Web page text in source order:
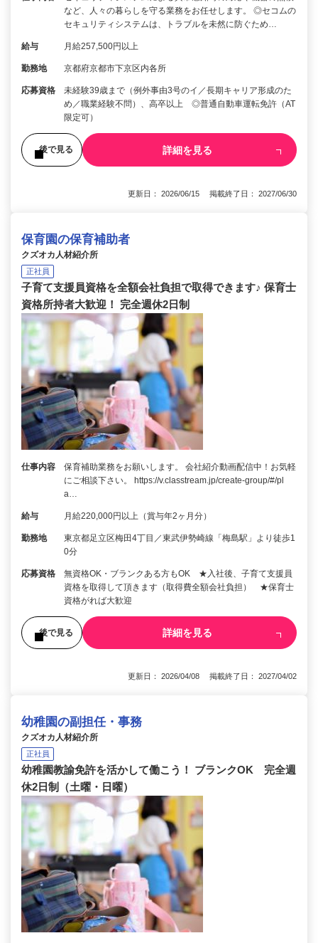
など、人々の暮らしを守る業務をお任せします。 ◎セコムの
セキュリティシステムは、トラブルを未然に防ぐため…
給与 月給257,500円以上
勤務地 京都府京都市下京区内各所
応募資格
未経験39歳まで（例外事由3号のイ／長期キャリア形成のた
め／職業経験不問）、高卒以上 ◎普通自動車運転免許（AT
限定可）
後で見る 詳細を見る
更新日： 2026/06/15 掲載終了日： 2027/06/30
保育園の保育補助者
クズオカ人材紹介所
正社員
子育て支援員資格を全額会社負担で取得できます♪ 保育士
資格所持者大歓迎！ 完全週休2日制
仕事内容
保育補助業務をお願いします。 会社紹介動画配信中！お気軽
にご相談下さい。 https://v.classtream.jp/create-group/#/pl
a…
給与 月給220,000円以上（賞与年2ヶ月分）
勤務地
東京都足立区梅田4丁目／東武伊勢崎線「梅島駅」より徒歩1
0分
応募資格
無資格OK・ブランクある方もOK ★入社後、子育て支援員
資格を取得して頂きます（取得費全額会社負担） ★保育士
資格がれば大歓迎
後で見る 詳細を見る
更新日： 2026/04/08 掲載終了日： 2027/04/02
幼稚園の副担任・事務
クズオカ人材紹介所
正社員
幼稚園教諭免許を活かして働こう！ ブランクOK 完全週
休2日制（土曜・日曜）